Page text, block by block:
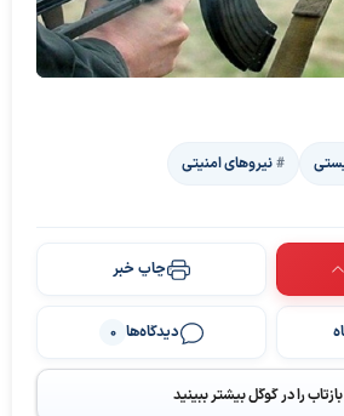
نیروهای امنیتی
چاپ خبر
دیدگاه‌ها 0
بازتاب را در گوگل بیشتر ببینید